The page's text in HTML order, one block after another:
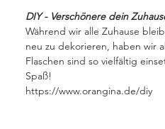
DIY - Verschönere dein
Während wir alle Zuhause
neu zu dekorieren, haben wir
Flaschen sind so vielfältig
Spaß!
https://www.orangina.de/diy